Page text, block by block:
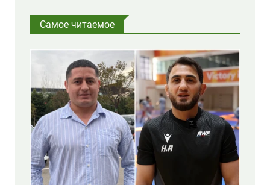
Самое читаемое